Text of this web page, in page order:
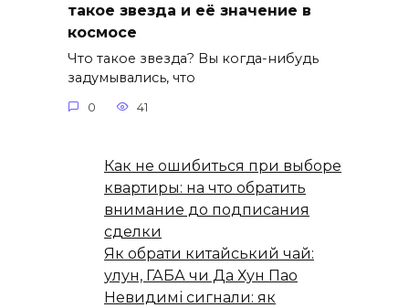
такое звезда и её значение в
космосе
Что такое звезда? Вы когда-нибудь
задумывались, что
0 41
Как не ошибиться при выборе
квартиры: на что обратить
внимание до подписания
сделки
Як обрати китайський чай:
улун, ГАБА чи Да Хун Пао
Невидимі сигнали: як